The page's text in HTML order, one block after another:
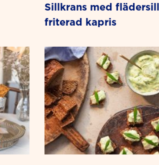
sillkrans med flädersill och
friterad kapris